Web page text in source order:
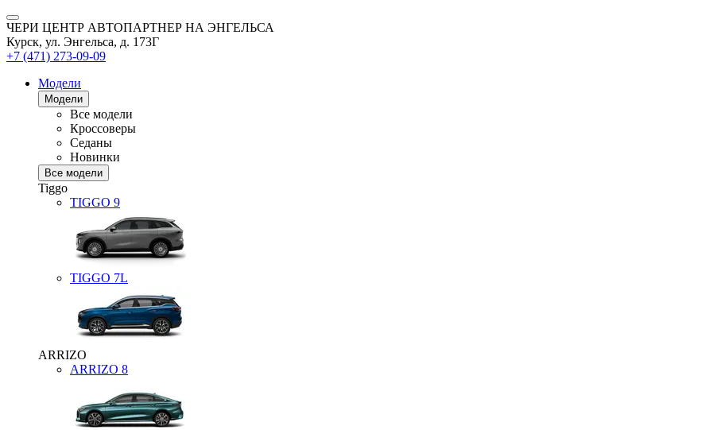
ЧЕРИ ЦЕНТР АВТОПАРТНЕР НА ЭНГЕЛЬСА
Курск, ул. Энгельса, д. 173Г
+7 (471) 273-09-09
Модели
Модели
Все модели
Кроссоверы
Седаны
Новинки
Все модели
Tiggo
TIGGO 9
TIGGO 7L
ARRIZO
ARRIZO 8